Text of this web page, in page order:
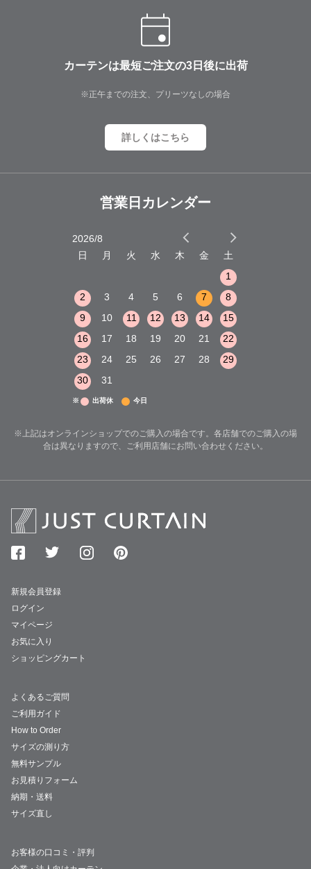
カーテンは最短ご注文の3日後に出荷
※正午までの注文、プリーツなしの場合
詳しくはこちら
営業日カレンダー
2026/8
日
月 火 水 木 金
土
1
2
3 4 5 6 7
8
9
10 11 12 13 14
15
16
17 18 19 20 21
22
23
24 25 26 27 28
29
30
31
※ 出荷休 今日
※上記はオンラインショップでのご購入の場合です。各店舗でのご購入の場
合は異なりますので、ご利用店舗にお問い合わせください。
新規会員登録
ログイン
マイページ
お気に入り
ショッピングカート
よくあるご質問
ご利用ガイド
How to Order
サイズの測り方
無料サンプル
お見積りフォーム
納期・送料
サイズ直し
お客様の口コミ・評判